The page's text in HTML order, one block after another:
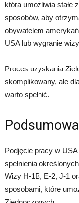
która umożliwia stałe
sposobów, aby
obywatelem
USA lub wygranie
Proces uzyskania
skomplikowany, ale
warto spełnić.
Podjęcie pracy w
spełnienia
Wizy H-1B, E-2, J-1
sposobami, które